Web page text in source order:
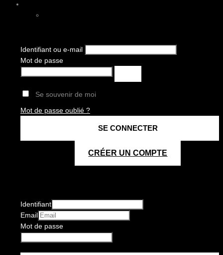
Identifiant ou e-mail
Mot de passe
Se souvenir de moi
Mot de passe oublié ?
CRÉER UN COMPTE
Identifiant
Email
Mot de passe